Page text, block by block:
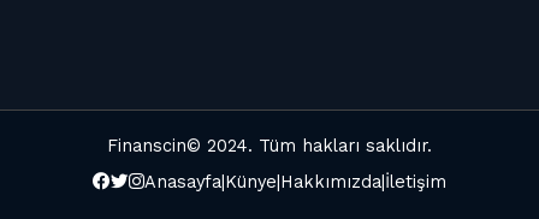
Finanscin© 2024. Tüm hakları saklıdır.
Anasayfa Künye Hakkımızda İletişim